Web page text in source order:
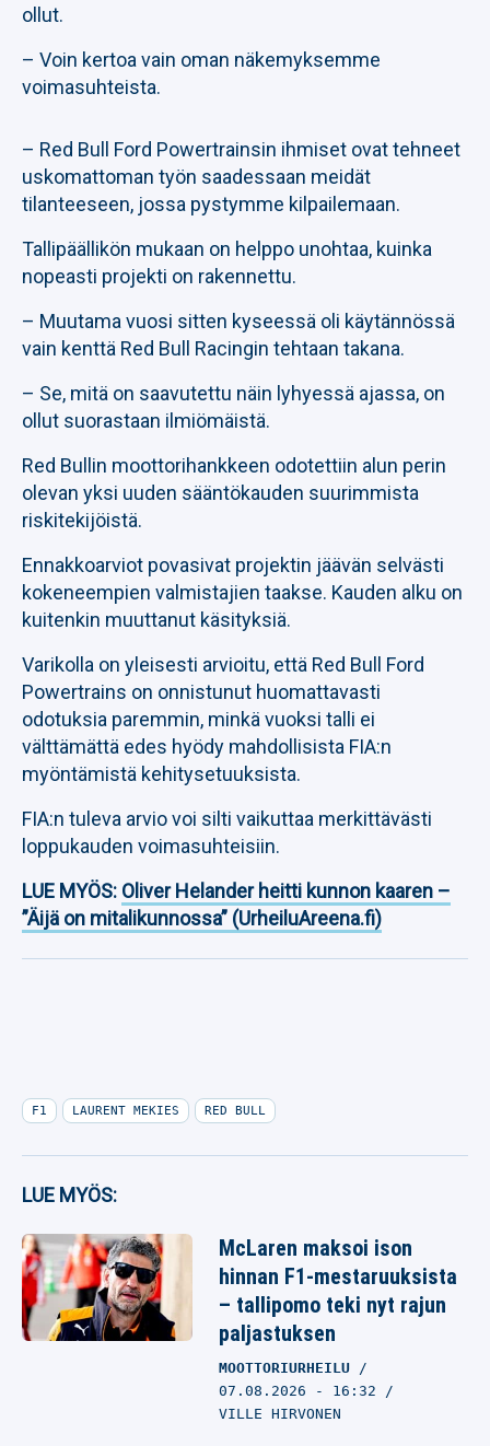
ollut.
– Voin kertoa vain oman näkemyksemme
voimasuhteista.
– Red Bull Ford Powertrainsin ihmiset ovat tehneet
uskomattoman työn saadessaan meidät
tilanteeseen, jossa pystymme kilpailemaan.
Tallipäällikön mukaan on helppo unohtaa, kuinka
nopeasti projekti on rakennettu.
– Muutama vuosi sitten kyseessä oli käytännössä
vain kenttä Red Bull Racingin tehtaan takana.
– Se, mitä on saavutettu näin lyhyessä ajassa, on
ollut suorastaan ilmiömäistä.
Red Bullin moottorihankkeen odotettiin alun perin
olevan yksi uuden sääntökauden suurimmista
riskitekijöistä.
Ennakkoarviot povasivat projektin jäävän selvästi
kokeneempien valmistajien taakse. Kauden alku on
kuitenkin muuttanut käsityksiä.
Varikolla on yleisesti arvioitu, että Red Bull Ford
Powertrains on onnistunut huomattavasti
odotuksia paremmin, minkä vuoksi talli ei
välttämättä edes hyödy mahdollisista FIA:n
myöntämistä kehitysetuuksista.
FIA:n tuleva arvio voi silti vaikuttaa merkittävästi
loppukauden voimasuhteisiin.
LUE MYÖS: Oliver Helander heitti kunnon kaaren –
”Äijä on mitalikunnossa” (UrheiluAreena.fi)
F1 LAURENT MEKIES RED BULL
LUE MYÖS:
McLaren maksoi ison
hinnan F1-mestaruuksista
– tallipomo teki nyt rajun
paljastuksen
MOOTTORIURHEILU
07.08.2026 - 16:32
VILLE HIRVONEN